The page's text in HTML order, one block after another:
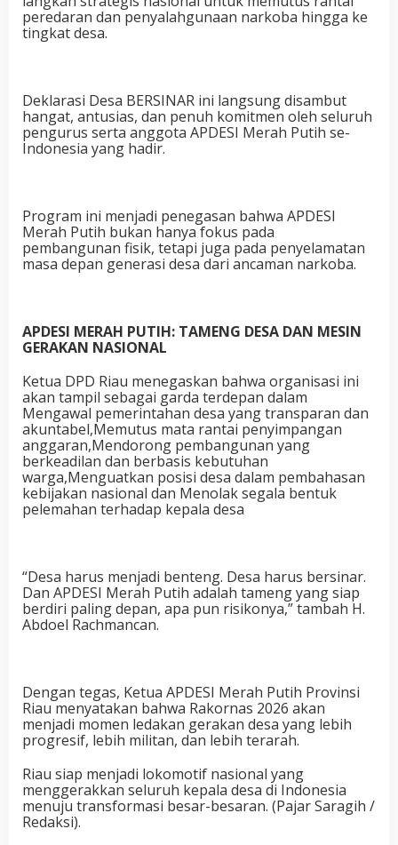
peredaran dan penyalahgunaan narkoba hingga ke
tingkat desa.
Deklarasi Desa BERSINAR ini langsung disambut
hangat, antusias, dan penuh komitmen oleh seluruh
pengurus serta anggota APDESI Merah Putih se-
Indonesia yang hadir.
Program ini menjadi penegasan bahwa APDESI
Merah Putih bukan hanya fokus pada
pembangunan fisik, tetapi juga pada penyelamatan
masa depan generasi desa dari ancaman narkoba.
APDESI MERAH PUTIH: TAMENG DESA DAN MESIN
GERAKAN NASIONAL
Ketua DPD Riau menegaskan bahwa organisasi ini
akan tampil sebagai garda terdepan dalam
Mengawal pemerintahan desa yang transparan dan
akuntabel,Memutus mata rantai penyimpangan
anggaran,Mendorong pembangunan yang
berkeadilan dan berbasis kebutuhan
warga,Menguatkan posisi desa dalam pembahasan
kebijakan nasional dan Menolak segala bentuk
pelemahan terhadap kepala desa
“Desa harus menjadi benteng. Desa harus bersinar.
Dan APDESI Merah Putih adalah tameng yang siap
berdiri paling depan, apa pun risikonya,” tambah H.
Abdoel Rachmancan.
Dengan tegas, Ketua APDESI Merah Putih Provinsi
Riau menyatakan bahwa Rakornas 2026 akan
menjadi momen ledakan gerakan desa yang lebih
progresif, lebih militan, dan lebih terarah.
Riau siap menjadi lokomotif nasional yang
menggerakkan seluruh kepala desa di Indonesia
menuju transformasi besar-besaran. (Pajar Saragih /
Redaksi).